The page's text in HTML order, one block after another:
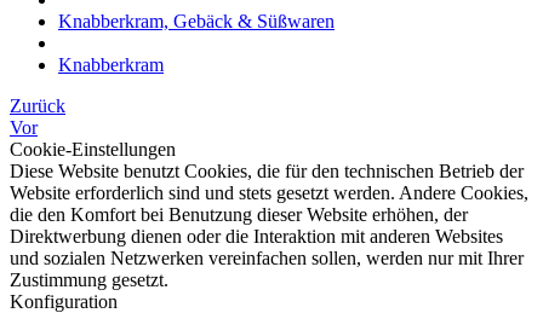
Knabberkram, Gebäck & Süßwaren
Knabberkram
Zurück
Vor
Cookie-Einstellungen
Diese Website benutzt Cookies, die für den technischen Betrieb der
Website erforderlich sind und stets gesetzt werden. Andere Cookies,
die den Komfort bei Benutzung dieser Website erhöhen, der
Direktwerbung dienen oder die Interaktion mit anderen Websites
und sozialen Netzwerken vereinfachen sollen, werden nur mit Ihrer
Zustimmung gesetzt.
Konfiguration